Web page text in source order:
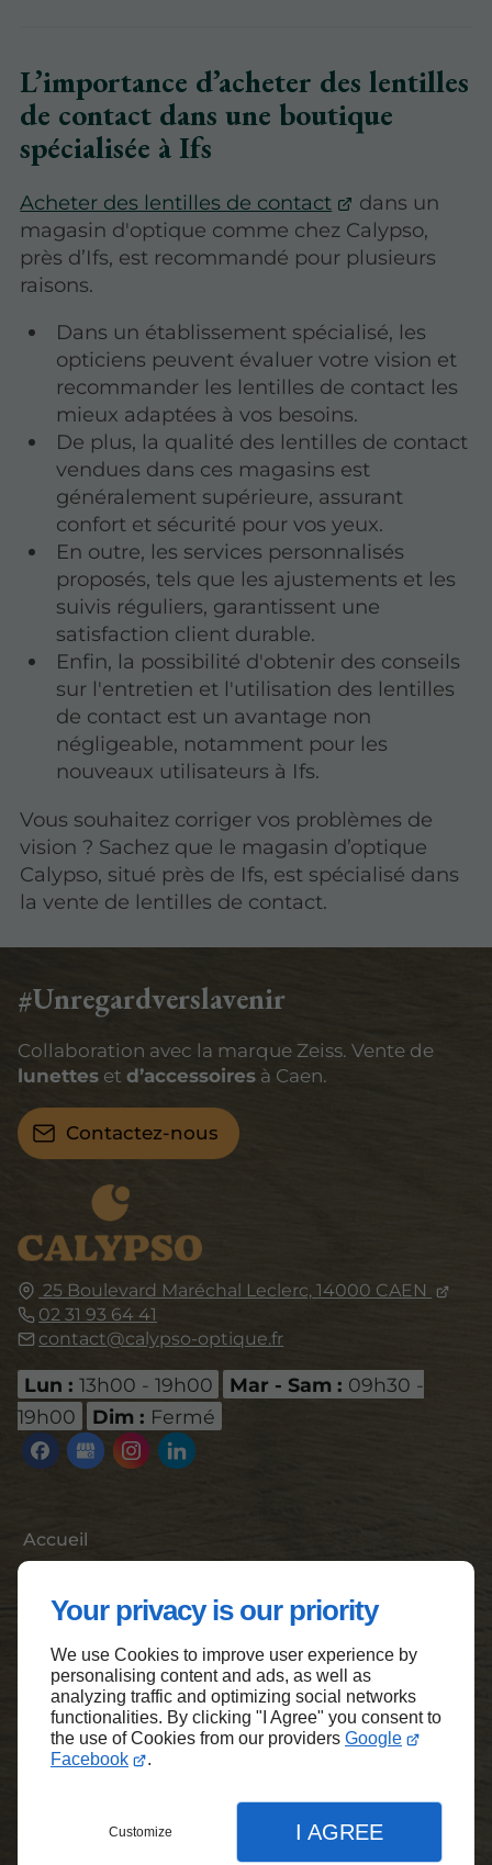
Your privacy is our priority
We use Cookies to improve user experience by
personalising content and ads, as well as
analyzing traffic and optimizing social networks
functionalities. By clicking "I Agree" you consent to
the use of Cookies from our providers Google
Facebook
.
Customize I AGREE
L’importance d’acheter des lentilles
de contact dans une boutique
spécialisée à Ifs
Acheter des lentilles de contact
dans un
magasin d'optique comme chez Calypso,
près d’Ifs, est recommandé pour plusieurs
raisons.
Dans un établissement spécialisé, les
opticiens peuvent évaluer votre vision et
recommander les lentilles de contact les
mieux adaptées à vos besoins.
De plus, la qualité des lentilles de contact
vendues dans ces magasins est
généralement supérieure, assurant
confort et sécurité pour vos yeux.
En outre, les services personnalisés
proposés, tels que les ajustements et les
suivis réguliers, garantissent une
satisfaction client durable.
Enfin, la possibilité d'obtenir des conseils
sur l'entretien et l'utilisation des lentilles
de contact est un avantage non
négligeable, notamment pour les
nouveaux utilisateurs à Ifs.
Vous souhaitez corriger vos problèmes de
vision ? Sachez que le magasin d’optique
Calypso, situé près de Ifs, est spécialisé dans
la vente de lentilles de contact.
25 Boulevard Maréchal Leclerc, 14000 CAEN
02 31 93 64 41
contact@calypso-optique.fr
Lun : 13h00 - 19h00 Mar - Sam : 09h30 -
19h00
Dim : Fermé
Accueil
Mentions légales
Plan du site
#Unregardverslavenir
Collaboration avec la marque Zeiss. Vente de
lunettes et d’accessoires à Caen.
Contactez-nous
Haut de page